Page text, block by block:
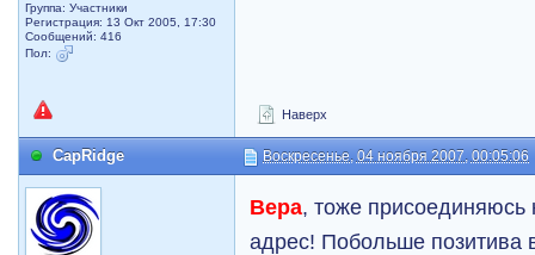
Группа: Участники
Регистрация: 13 Окт 2005, 17:30
Сообщений: 416
Пол:
Наверх
CapRidge Воскресенье, 04 ноября 2007, 00:05:06
Вера, тоже
адрес! Побольше позитива